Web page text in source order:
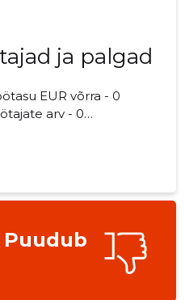
ja palgad
- 0
arv - 0
Puudub